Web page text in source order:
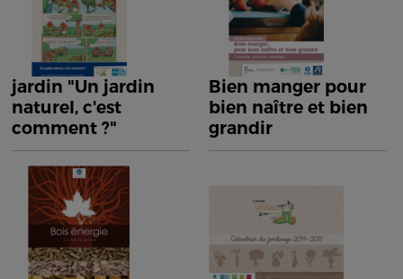
jardin "Un jardin
naturel, c'est
comment ?"
Bien manger pour
bien naître et bien
grandir